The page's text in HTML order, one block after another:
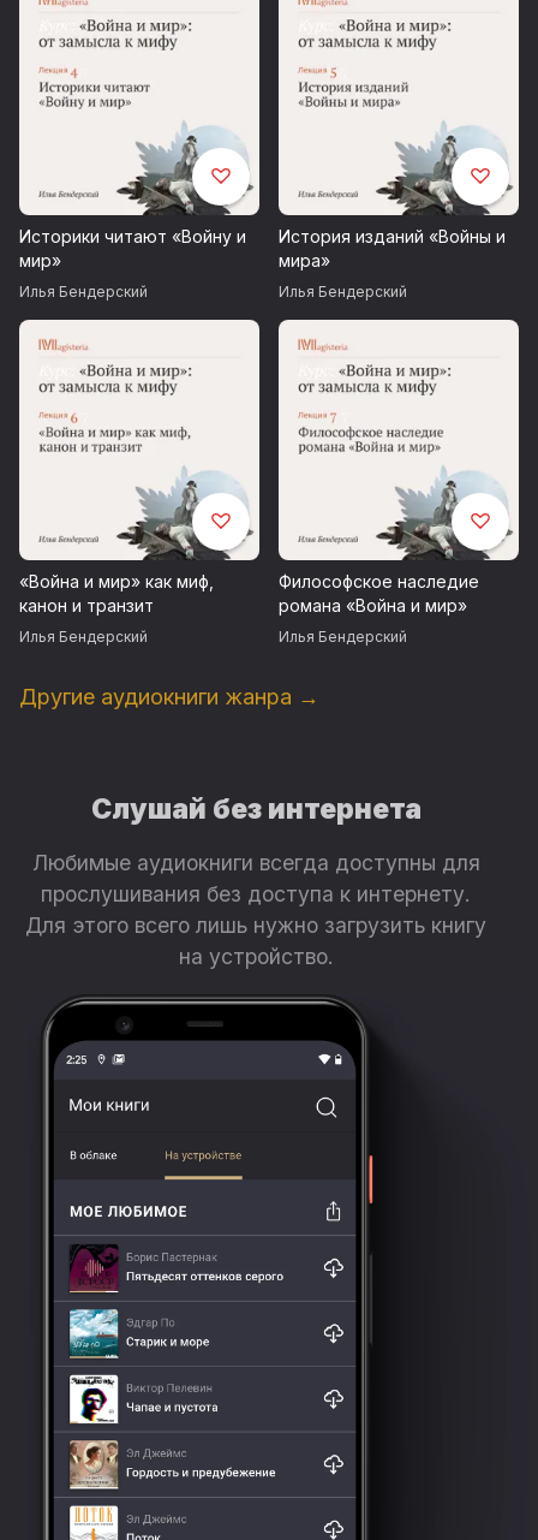
Историки читают «Войну и
мир»
Илья Бендерский
История изданий «Войны и
мира»
Илья Бендерский
«Война и мир» как миф,
канон и транзит
Илья Бендерский
Философское наследие
романа «Война и мир»
Илья Бендерский
Другие аудиокниги жанра →
Слушай без интернета
Любимые аудиокниги всегда доступны для
прослушивания без доступа к интернету.
Для этого всего лишь нужно загрузить книгу
на устройство.